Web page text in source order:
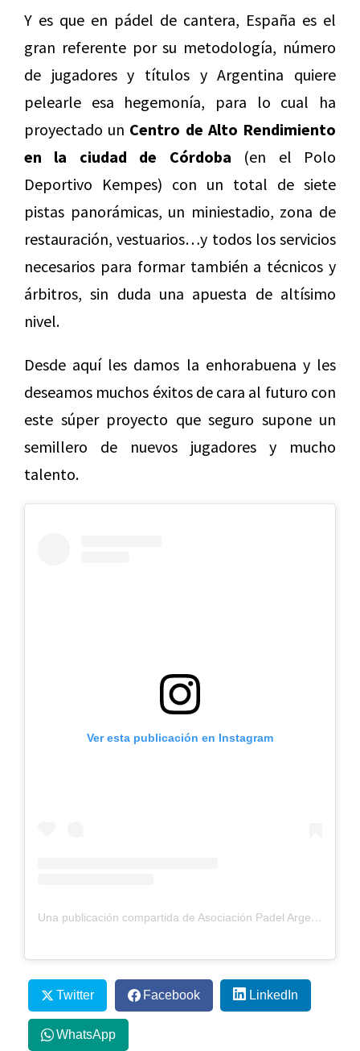
Y es que en pádel de cantera, España es el
gran referente por su metodología, número
de jugadores y títulos y Argentina quiere
pelearle esa hegemonía, para lo cual ha
proyectado un Centro de Alto Rendimiento
en la ciudad de Córdoba (en el Polo
Deportivo Kempes) con un total de siete
pistas panorámicas, un miniestadio, zona de
restauración, vestuarios…y todos los servicios
necesarios para formar también a técnicos y
árbitros, sin duda una apuesta de altísimo
nivel.
Desde aquí les damos la enhorabuena y les
deseamos muchos éxitos de cara al futuro con
este súper proyecto que seguro supone un
semillero de nuevos jugadores y mucho
talento.
Ver esta publicación en Instagram
Una publicación compartida de Asociación Padel Argentino (@padel_apa)
Twitter Facebook LinkedIn
WhatsApp